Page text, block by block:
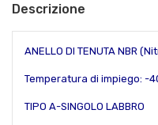
Descrizione
ANELLO DI TENUTA NBR
Temperatura di impiego: -
TIPO A-SINGOLO LABBRO